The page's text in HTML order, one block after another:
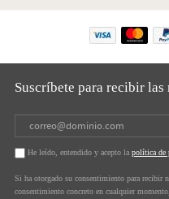
Suscríbete para recibir
He leído, entendido y acepto la política de
Si ha otorgado su consentimiento para recibir
consentimiento concreto en cualquier